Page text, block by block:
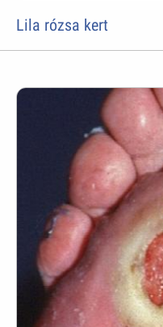
Lila rózsa kert